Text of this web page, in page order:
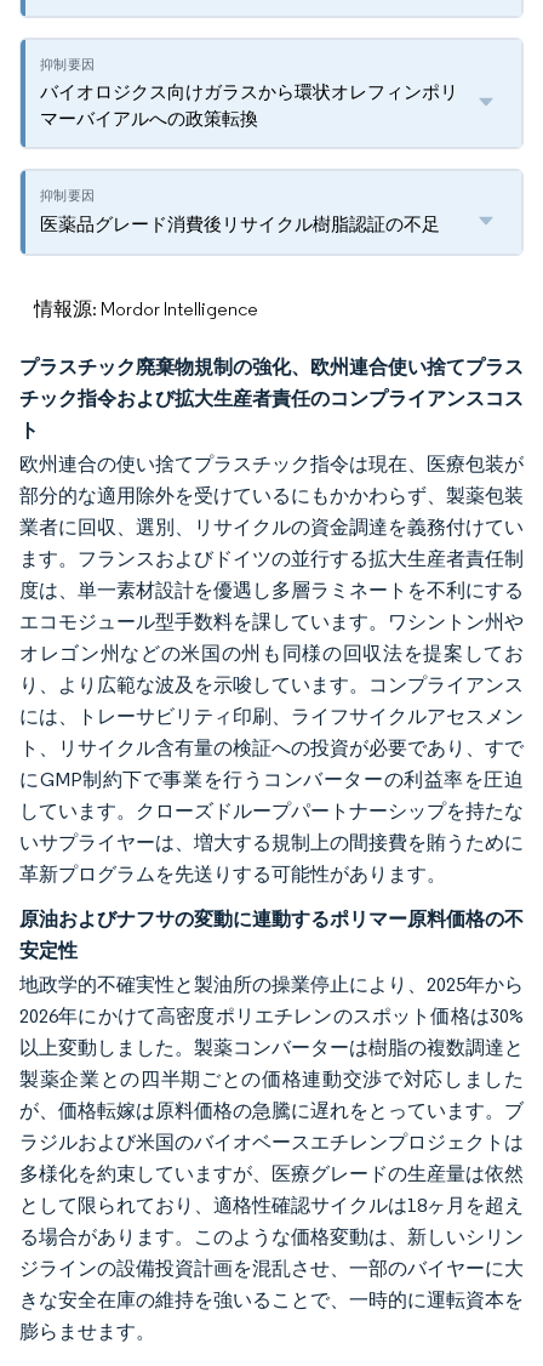
バイオロジクス向けガラスから環状オレフィンポリ
マーバイアルへの政策転換
医薬品グレード消費後リサイクル樹脂認証の不足
情報源: Mordor Intelligence
プラスチック廃棄物規制の強化、欧州連合使い捨てプラス
チック指令および拡大生産者責任のコンプライアンスコス
ト
欧州連合の使い捨てプラスチック指令は現在、医療包装が
部分的な適用除外を受けているにもかかわらず、製薬包装
業者に回収、選別、リサイクルの資金調達を義務付けてい
ます。フランスおよびドイツの並行する拡大生産者責任制
度は、単一素材設計を優遇し多層ラミネートを不利にする
エコモジュール型手数料を課しています。ワシントン州や
オレゴン州などの米国の州も同様の回収法を提案してお
り、より広範な波及を示唆しています。コンプライアンス
には、トレーサビリティ印刷、ライフサイクルアセスメン
ト、リサイクル含有量の検証への投資が必要であり、すで
にGMP制約下で事業を行うコンバーターの利益率を圧迫
しています。クローズドループパートナーシップを持たな
いサプライヤーは、増大する規制上の間接費を賄うために
革新プログラムを先送りする可能性があります。
原油およびナフサの変動に連動するポリマー原料価格の不
安定性
地政学的不確実性と製油所の操業停止により、2025年から
2026年にかけて高密度ポリエチレンのスポット価格は30%
以上変動しました。製薬コンバーターは樹脂の複数調達と
製薬企業との四半期ごとの価格連動交渉で対応しました
が、価格転嫁は原料価格の急騰に遅れをとっています。ブ
ラジルおよび米国のバイオベースエチレンプロジェクトは
多様化を約束していますが、医療グレードの生産量は依然
として限られており、適格性確認サイクルは18ヶ月を超え
る場合があります。このような価格変動は、新しいシリン
ジラインの設備投資計画を混乱させ、一部のバイヤーに大
きな安全在庫の維持を強いることで、一時的に運転資本を
膨らませます。